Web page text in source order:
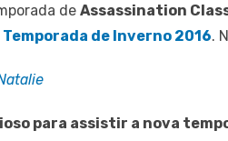
de Assassination
de Inverno 2016.
para assistir a nova